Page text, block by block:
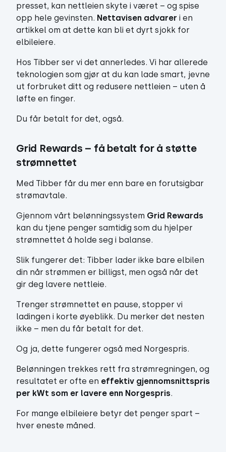
presset, kan nettleien skyte i været – og spise
opp hele gevinsten. Nettavisen advarer i en
artikkel om at dette kan bli et dyrt sjokk for
elbileiere.
Hos Tibber ser vi det annerledes. Vi har allerede
teknologien som gjør at du kan lade smart, jevne
ut forbruket ditt og redusere nettleien – uten å
løfte en finger.
Du får betalt for det, også.
Grid Rewards – få betalt for å støtte
strømnettet
Med Tibber får du mer enn bare en forutsigbar
strømavtale.
Gjennom vårt belønningssystem Grid Rewards
kan du tjene penger samtidig som du hjelper
strømnettet å holde seg i balanse.
Slik fungerer det: Tibber lader ikke bare elbilen
din når strømmen er billigst, men også når det
gir deg lavere nettleie.
Trenger strømnettet en pause, stopper vi
ladingen i korte øyeblikk. Du merker det nesten
ikke – men du får betalt for det.
Og ja, dette fungerer også med Norgespris.
Belønningen trekkes rett fra strømregningen, og
resultatet er ofte en effektiv gjennomsnittspris
per kWt som er lavere enn Norgespris.
For mange elbileiere betyr det penger spart –
hver eneste måned.